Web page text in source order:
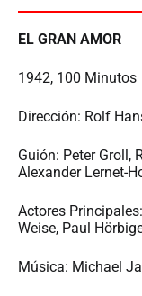
EL GRAN AMOR
1942, 100 Minutos
Dirección: Rolf
Guión: Peter Groll,
Alexander Lernet-
Actores
Weise, Paul
Música: Michael